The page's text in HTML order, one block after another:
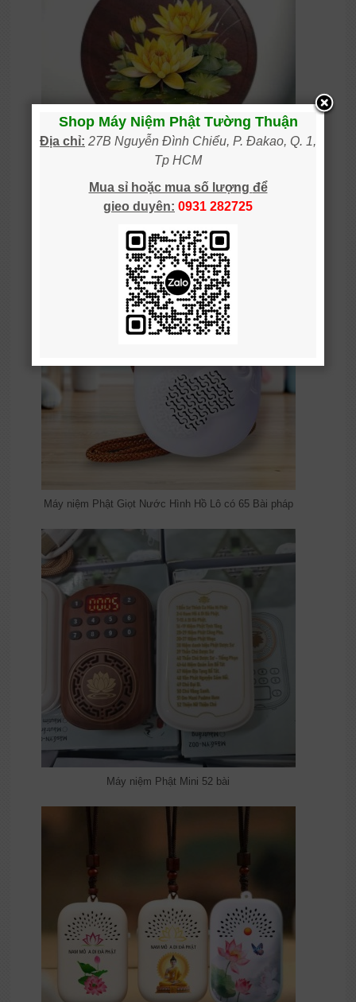
Máy niệm Phật, máy tụng kinh hình tròn
Máy niệm Phật Giọt Nước Hình Hồ Lô có 65 Bài pháp
Máy niệm Phật Mini 52 bài
Shop Máy Niệm Phật Tường Thuận
Địa chỉ: 27B Nguyễn Đình Chiểu, P. Đakao, Q. 1,
Tp HCM
Mua sỉ hoặc mua số lượng để
gieo duyên: 0931 282725